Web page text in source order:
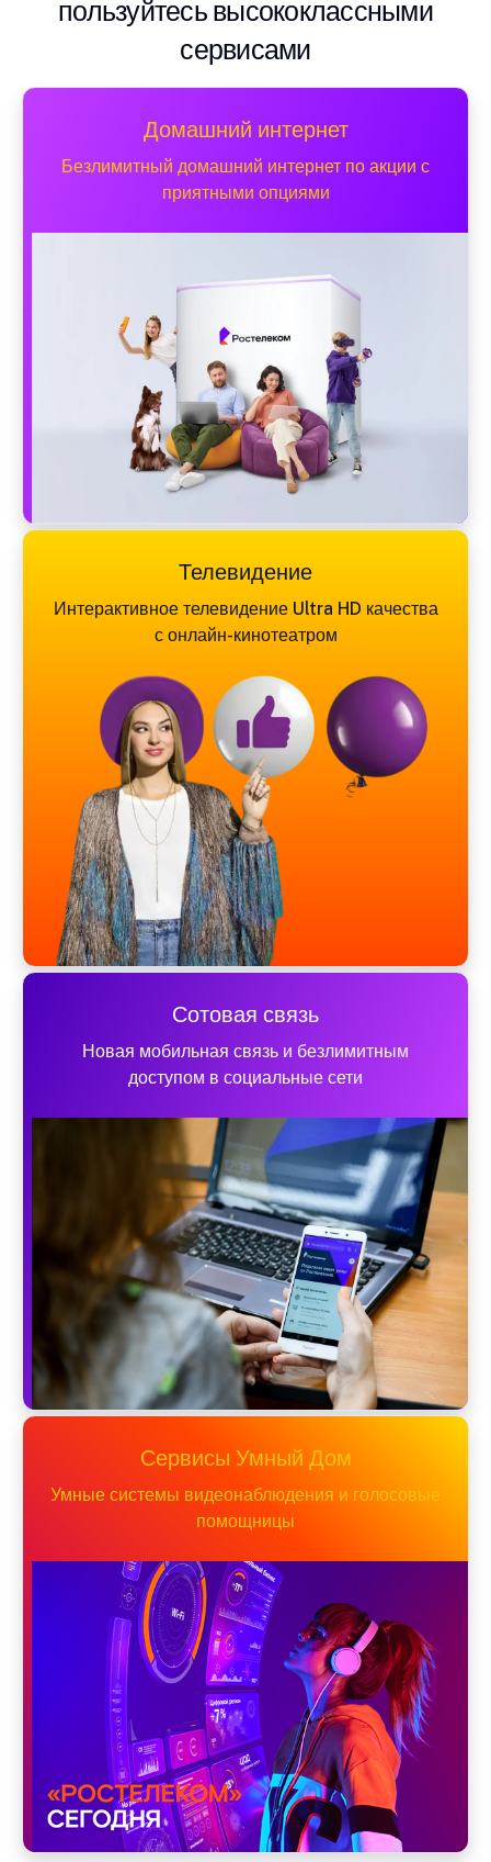
пользуйтесь высококлассными
сервисами
Домашний интернет
Безлимитный домашний интернет по акции с
приятными опциями
Телевидение
Интерактивное телевидение Ultra HD качества
с онлайн-кинотеатром
Сотовая связь
Новая мобильная связь и безлимитным
доступом в социальные сети
Сервисы Умный Дом
Умные системы видеонаблюдения и голосовые
помощницы